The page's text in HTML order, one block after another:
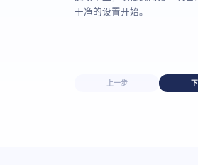
干净的设置开始。
上一步